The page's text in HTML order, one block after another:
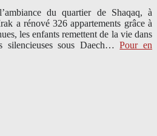
du quartier de Shaqaq, à
a rénové 326 appartements grâce à
les enfants remettent de la vie dans
silencieuses sous Daech… Pour en